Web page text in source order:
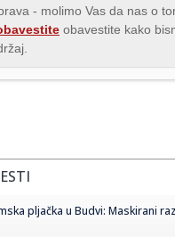
- molimo Vas da nas o
obavestite kako
pljačka u Budvi: Maskirani